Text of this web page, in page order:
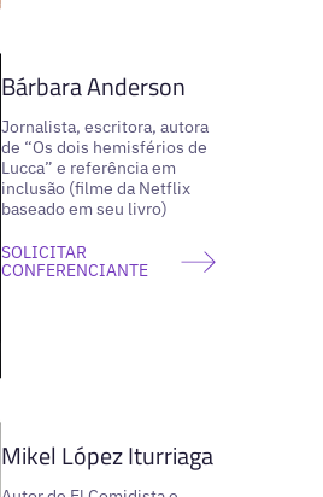
Bárbara Anderson
Jornalista, escritora, autora
de “Os dois hemisférios de
Lucca” e referência em
inclusão (filme da Netflix
baseado em seu livro)
SOLICITAR
CONFERENCIANTE
Mikel López Iturriaga